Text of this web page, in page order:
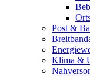
Post &
Klima &